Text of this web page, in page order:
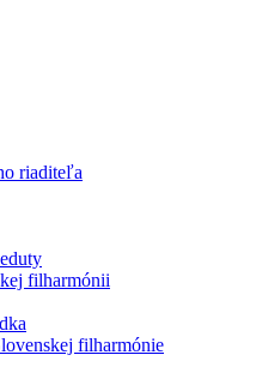
riaditeľa
filharmónii
filharmónie